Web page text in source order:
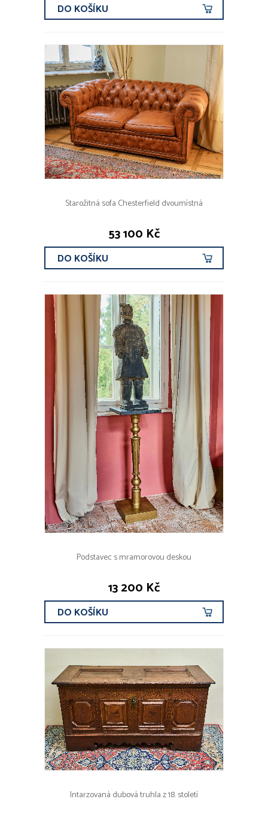
DO KOŠÍKU
Starožitná sofa Chesterfield dvoumístná
53 100 Kč
DO KOŠÍKU
Podstavec s mramorovou deskou
13 200 Kč
DO KOŠÍKU
Intarzovaná dubová truhla z 18. století